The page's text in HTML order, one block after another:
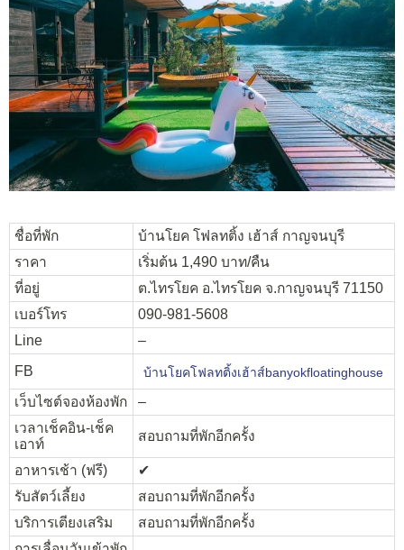
ชื่อที่พัก
บ้านโยค โฟลทติ้ง เฮ้าส์ กาญจนบุรี
ราคา
เริ่มต้น 1,490 บาท/คืน
ที่อยู่
ต.ไทรโยค อ.ไทรโยค จ.กาญจนบุรี 71150
เบอร์โทร
090-981-5608
Line
–
FB
บ้านโยคโฟลทติ้งเฮ้าส์banyokfloatinghouse
เว็บไซต์จองห้องพัก
–
เวลาเช็คอิน-เช็ค
เอาท์
สอบถามที่พักอีกครั้ง
อาหารเช้า (ฟรี)
✔︎
รับสัตว์เลี้ยง
สอบถามที่พักอีกครั้ง
บริการเตียงเสริม
สอบถามที่พักอีกครั้ง